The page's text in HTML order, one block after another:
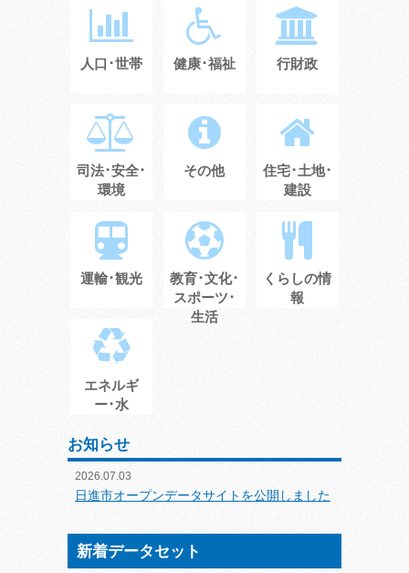
人口･世帯 健康･福祉 行財政
司法･安全･
環境
その他
住宅･土地･
建設
運輸･観光
教育･文化･
スポーツ･
生活
くらしの情
報
エネルギ
ー･水
お知らせ
2026.07.03
日進市オープンデータサイトを公開しました
新着データセット